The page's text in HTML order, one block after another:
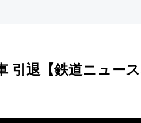
引退【鉄道ニュース